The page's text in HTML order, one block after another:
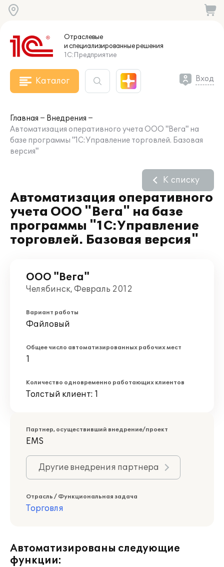
Отраслевые
и специализированныерешения
1С:Предприятие
Каталог Вход
Главная
Внедрения
Автоматизация оперативного учета ООО "Вега" на
базе программы "1С:Управление торговлей. Базовая
версия"
Автоматизация оперативного
учета ООО "Вега" на базе
программы "1С:Управление
торговлей. Базовая версия"
К списку
ООО "Вега"
Челябинск, Февраль 2012
Вариант работы
Файловый
Общее число автоматизированных рабочих мест
1
Количество одновременно работающих клиентов
Толстый клиент: 1
Партнер, осуществивший внедрение/проект
EMS
Другие внедрения партнера
Отрасль / Функциональная задача
Торговля
Автоматизированы следующие
функции: